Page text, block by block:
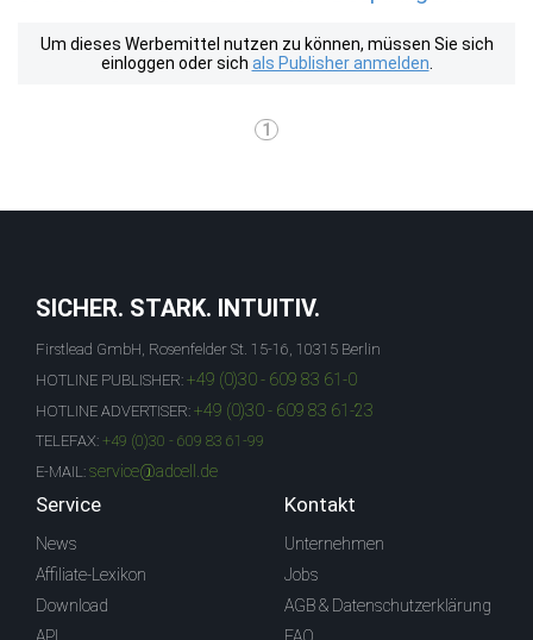
Um dieses Werbemittel nutzen zu können, müssen Sie sich
einloggen oder sich als Publisher anmelden
1
SICHER. STARK. INTUITIV.
Firstlead GmbH, Rosenfelder St. 15-16, 10315 Berlin
HOTLINE PUBLISHER: +49 (0)30 - 609 83 61-0
HOTLINE ADVERTISER: +49 (0)30 - 609 83 61-23
TELEFAX: +49 (0)30 - 609 83 61-99
E-MAIL: service@adcell.de
Service
News
Affiliate-Lexikon
Download
Kontakt
Unternehmen
Jobs
AGB & Datenschutzerklärung